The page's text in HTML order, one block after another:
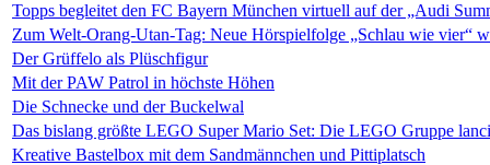
Topps begleitet den FC Bayern München virtuell auf der „Audi
Zum Welt-Orang-Utan-Tag: Neue Hörspielfolge „Schlau wie vier“
Der Grüffelo als Plüschfigur
Mit der PAW Patrol in höchste Höhen
Die Schnecke und der Buckelwal
Das bislang größte LEGO Super Mario Set: Die LEGO Gruppe
Kreative Bastelbox mit dem Sandmännchen und Pittiplatsch